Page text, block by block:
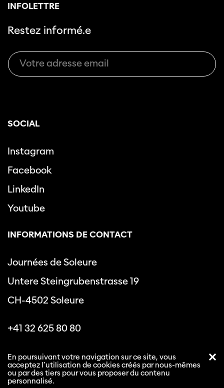
INFOLETTRE
Restez informé.e
SOCIAL
Instagram
Facebook
LinkedIn
Youtube
INFORMATIONS DE CONTACT
Journées de Soleure
Untere Steingrubenstrasse 19
CH-4502 Soleure
+41 32 625 80 80
En poursuivant votre navigation sur ce site, vous
acceptez l’utilisation de cookies créés par nous-mêmes
ou par des tiers pour vous proposer du contenu
personnalisé.